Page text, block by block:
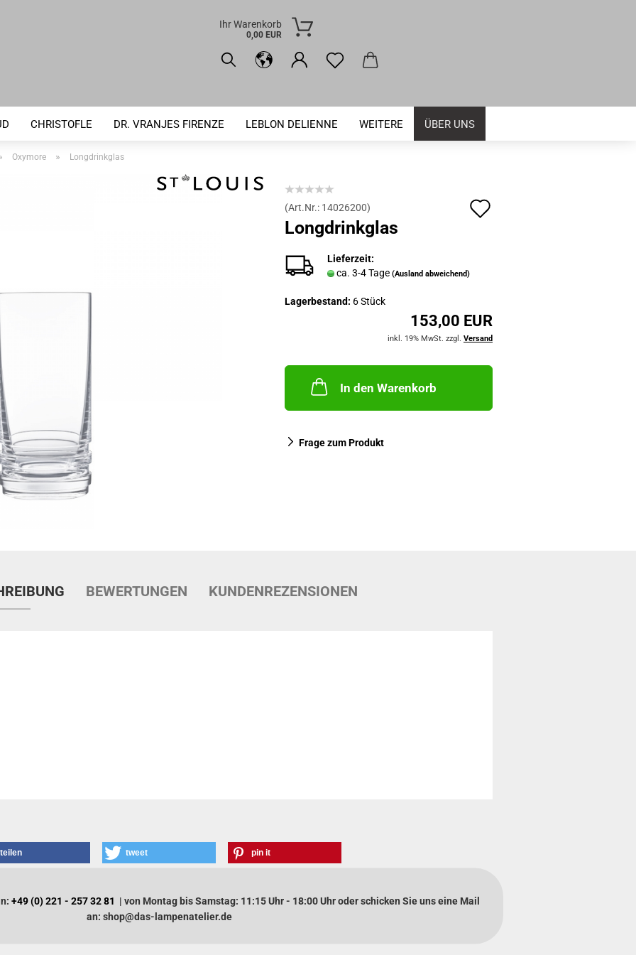
Ihr Warenkorb
0,00 EUR
CHRISTOFLE DR. VRANJES FIRENZE LEBLON DELIENNE ÜBER UNS
WEITERE
Oxymore » Longdrinkglas
(Art.Nr.: 14026200)
Longdrinkglas
Lieferzeit:
ca. 3-4 Tage (Ausland abweichend)
Lagerbestand: 6Stück
153,00 EUR
inkl. 19% MwSt. zzgl. Versand
In den Warenkorb
Frage zum Produkt
BEWERTUNGEN KUNDENREZENSIONEN
teilen tweet pin it
+49 (0) 221 - 257 32 81 | von Montag bis Samstag: 11:15 Uhr - 18:00 Uhr oder schicken Sie uns eine Mail
an: shop@das-lampenatelier.de